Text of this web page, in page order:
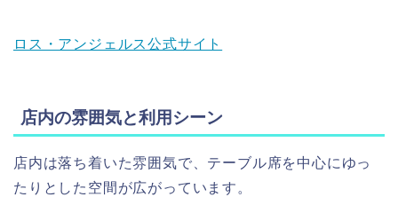
ロス・アンジェルス公式サイト
店内の雰囲気と利用シーン
店内は落ち着いた雰囲気で、テーブル席を中心にゆっ
たりとした空間が広がっています。